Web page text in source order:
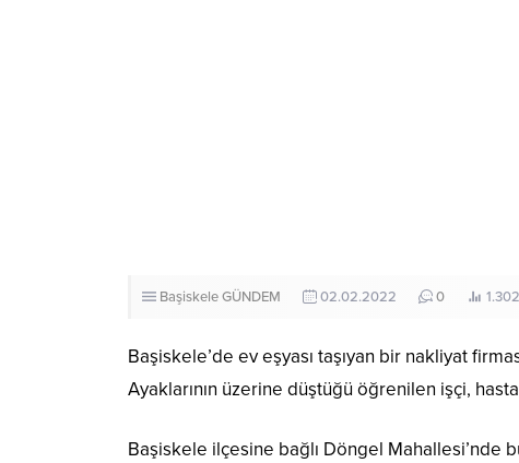
BaşiskeleGÜNDEM 02.02.2022 0 1.302
Başiskele’de ev eşyası taşıyan bir nakliyat
Ayaklarının üzerine düştüğü öğrenilen işçi,
Başiskele ilçesine bağlı Döngel Mahallesi’nde